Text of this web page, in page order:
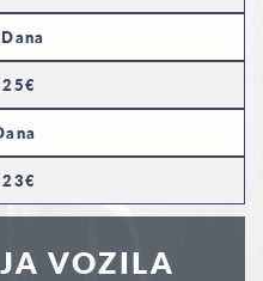
VOZILA